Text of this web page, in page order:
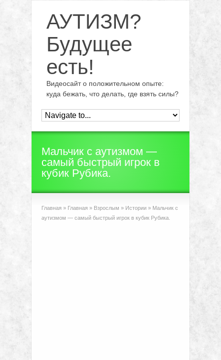
АУТИЗМ?
Будущее
есть!
Видеосайт о положительном опыте:
куда бежать, что делать, где взять силы?
Мальчик с аутизмом —
самый быстрый игрок в
кубик Рубика.
Главная » Главная » Взрослым » Истории » Мальчик с
аутизмом — самый быстрый игрок в кубик Рубика.